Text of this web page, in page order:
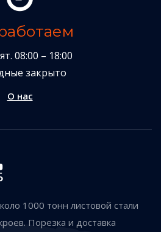
08:00 – 18:00
закрыто
О нас
1000 тонн листовой стали
Порезка и доставка